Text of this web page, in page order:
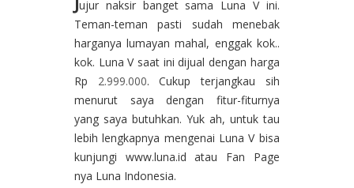
ujur naksir banget sama Luna V ini.
Teman-teman pasti sudah menebak
harganya lumayan mahal, enggak kok..
kok. Luna V saat ini dijual dengan harga
Rp 2.999.000. Cukup terjangkau sih
menurut saya dengan fitur-fiturnya
yang saya butuhkan. Yuk ah, untuk tau
lebih lengkapnya mengenai Luna V bisa
kunjungi www.luna.id atau Fan Page
nya Luna Indonesia.